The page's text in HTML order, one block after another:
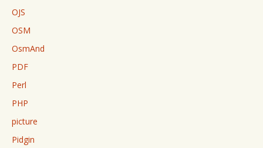
OJS
OSM
OsmAnd
PDF
Perl
PHP
picture
Pidgin